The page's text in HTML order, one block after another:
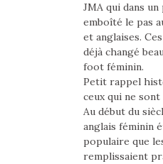
JMA qui dans
emboîté le pas
et anglaises.
déjà changé
foot féminin.
Petit rappel
ceux qui ne
Au début du
anglais féminin
populaire que
remplissaient